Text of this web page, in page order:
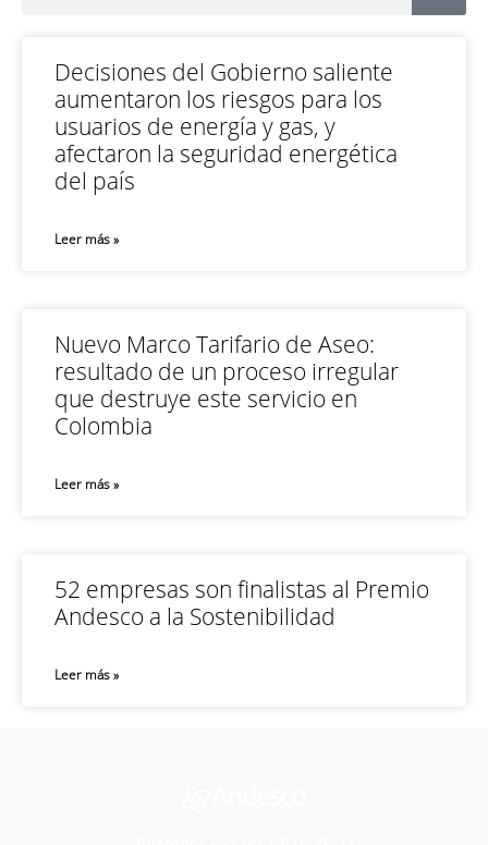
Decisiones del Gobierno saliente
aumentaron los riesgos para los
usuarios de energía y gas, y
afectaron la seguridad energética
del país
Leer más »
Nuevo Marco Tarifario de Aseo:
resultado de un proceso irregular
que destruye este servicio en
Colombia
Leer más »
52 empresas son finalistas al Premio
Andesco a la Sostenibilidad
Leer más »